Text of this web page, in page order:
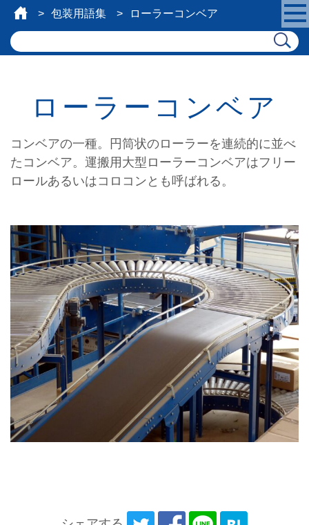
包装用語集 ローラーコンベア
ローラーコンベア
コンベアの一種。円筒状のローラーを連続的に並べ
たコンベア。運搬用大型ローラーコンベアはフリー
ロールあるいはコロコンとも呼ばれる。